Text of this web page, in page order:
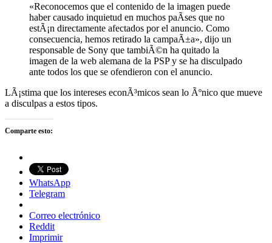
«Reconocemos que el contenido de la imagen puede
haber causado inquietud en muchos paÃ­ses que no
estÃ¡n directamente afectados por el anuncio. Como
consecuencia, hemos retirado la campaÃ±a», dijo un
responsable de Sony que tambiÃ©n ha quitado la
imagen de la web alemana de la PSP y se ha disculpado
ante todos los que se ofendieron con el anuncio.
LÃ¡stima que los intereses econÃ³micos sean lo Ãºnico que mueve
a disculpas a estos tipos.
Comparte esto:
WhatsApp
Telegram
Correo electrónico
Reddit
Imprimir